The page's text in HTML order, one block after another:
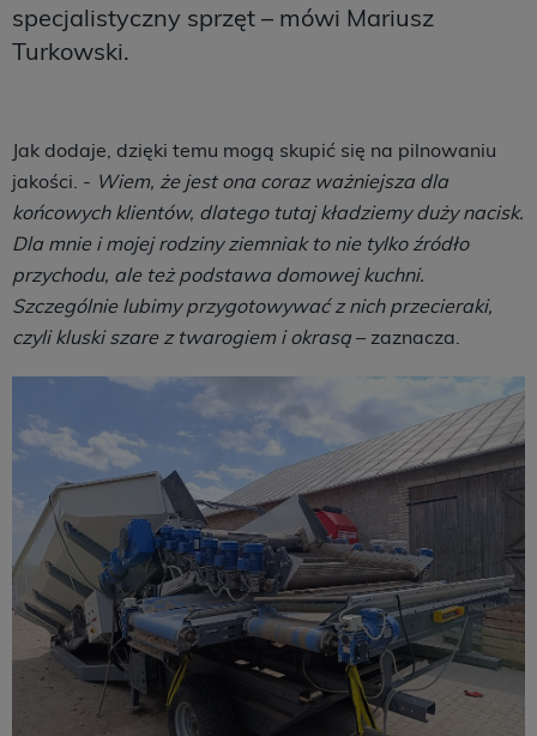
specjalistyczny sprzęt – mówi Mariusz
Turkowski.
Jak dodaje, dzięki temu mogą skupić się na pilnowaniu
jakości. - Wiem, że jest ona coraz ważniejsza dla
końcowych klientów, dlatego tutaj kładziemy duży nacisk.
Dla mnie i mojej rodziny ziemniak to nie tylko źródło
przychodu, ale też podstawa domowej kuchni.
Szczególnie lubimy przygotowywać z nich przecieraki,
czyli kluski szare z twarogiem i okrasą– zaznacza.